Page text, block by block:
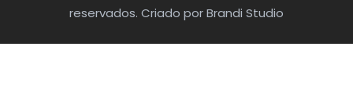
reservados. Criado por Brandi Studio